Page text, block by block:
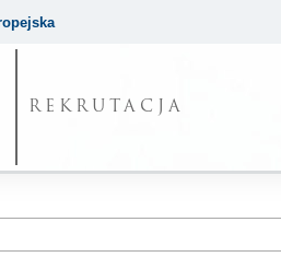
REKRUTACJA